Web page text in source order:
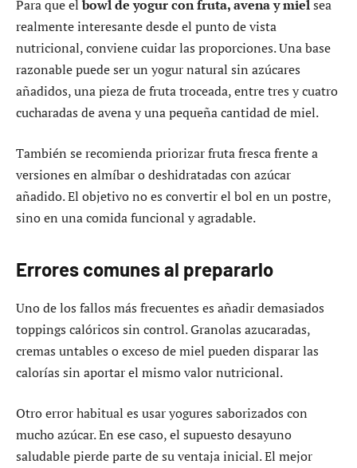
Para que elbowl de yogur con fruta, avena y mielsea
realmente interesante desde el punto de vista
nutricional, conviene cuidar las proporciones. Una base
razonable puede ser un yogur natural sin azúcares
añadidos, una pieza de fruta troceada, entre tres y cuatro
cucharadas de avena y una pequeña cantidad de miel.
También se recomienda priorizar fruta fresca frente a
versiones en almíbar o deshidratadas con azúcar
añadido. El objetivo no es convertir el bol en un postre,
sino en una comida funcional y agradable.
Errores comunes al prepararlo
Uno de los fallos más frecuentes es añadir demasiados
toppings calóricos sin control. Granolas azucaradas,
cremas untables o exceso de miel pueden disparar las
calorías sin aportar el mismo valor nutricional.
Otro error habitual es usar yogures saborizados con
mucho azúcar. En ese caso, el supuesto desayuno
saludable pierde parte de su ventaja inicial. El mejor